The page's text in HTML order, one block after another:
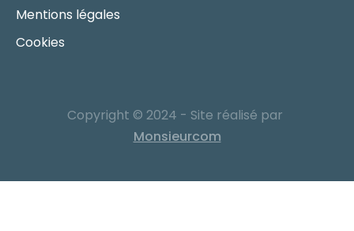
Mentions légales
Cookies
Copyright © 2024 - Site réalisé par
Monsieurcom